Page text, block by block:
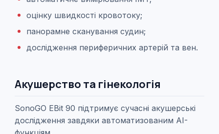
оцінку швидкості кровотоку;
панорамне сканування судин;
дослідження периферичних артерій та вен.
Акушерство та гінекологія
SonoGO EBit 90 підтримує сучасні акушерські
дослідження завдяки автоматизованим AI-